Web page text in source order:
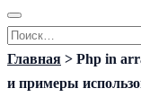
Перейти
к
содержанию
Search
for:
Главная > Php in
и примеры